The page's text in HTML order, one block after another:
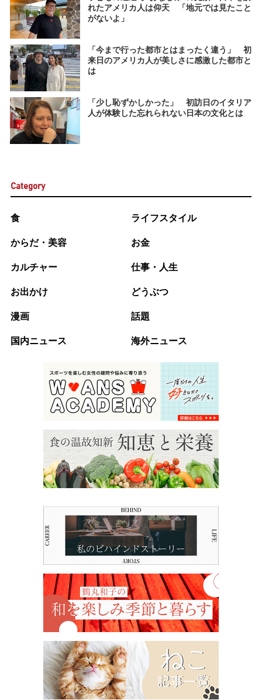
れたアメリカ人は仰天 「地元では見たこと
がないよ」
「今まで行った都市とはまったく違う」 初
来日のアメリカ人が美しさに感激した都市と
は
「少し恥ずかしかった」 初訪日のイタリア
人が体験した忘れられない日本の文化とは
Category
食 ライフスタイル
からだ・美容 お金
カルチャー 仕事・人生
お出かけ どうぶつ
漫画 話題
国内ニュース 海外ニュース